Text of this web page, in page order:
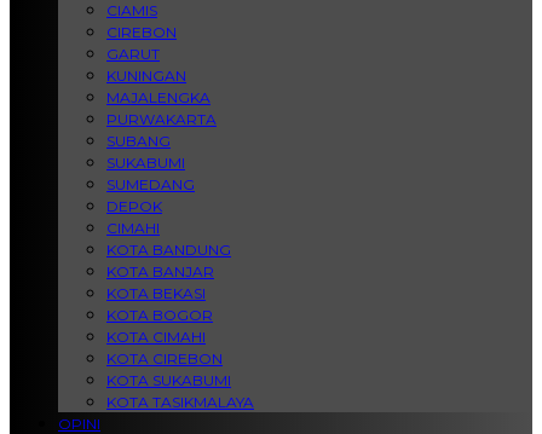
CIAMIS
CIREBON
GARUT
KUNINGAN
MAJALENGKA
PURWAKARTA
SUBANG
SUKABUMI
SUMEDANG
DEPOK
CIMAHI
KOTA BANDUNG
KOTA BANJAR
KOTA BEKASI
KOTA BOGOR
KOTA CIMAHI
KOTA CIREBON
KOTA SUKABUMI
KOTA TASIKMALAYA
OPINI